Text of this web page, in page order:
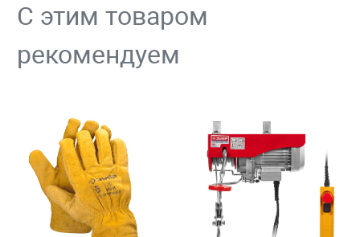
С этим товаром
рекомендуем